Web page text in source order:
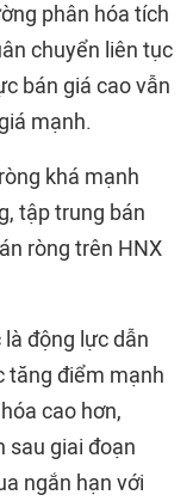
phân hóa tích
chuyển liên tục
bán giá cao vẫn
mạnh.
khá mạnh
tập trung bán
ròng trên HNX
động lực dẫn
tăng điểm mạnh
cao hơn,
sau giai đoạn
ngắn hạn với